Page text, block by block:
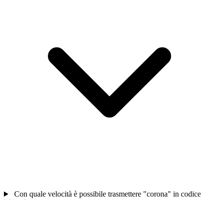
Con quale velocità è possibile trasmettere "corona" in codice